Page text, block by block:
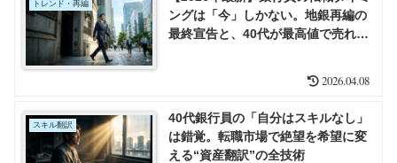
トレンド・再編
ングは「今」しかない。地銀再編の
最終宣告と、40代が最高値で売れる
2026.04.08
スキル翻訳
40代銀行員の「自分はスキルなし」
は錯覚。転職市場で絶望を希望に変
える“資産翻訳”の全技術